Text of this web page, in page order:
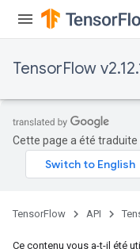
TensorFlow
Cette page a été traduite
TensorFlow API
Ce contenu vous a-t-il été